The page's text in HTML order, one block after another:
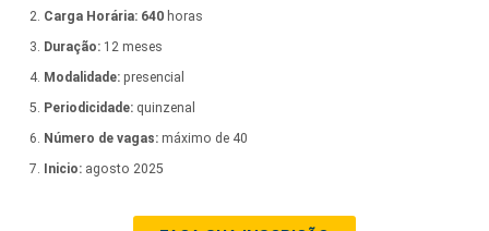
Carga Horária: 640 horas
Duração: 12 meses
Modalidade: presencial
Periodicidade: quinzenal
Número de vagas: máximo de 40
Inicio: agosto 2025